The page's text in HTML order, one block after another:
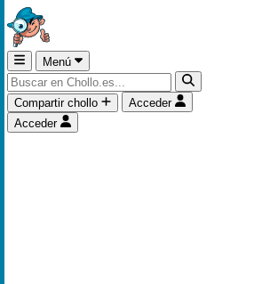
Menú
Compartir chollo
Acceder
Acceder